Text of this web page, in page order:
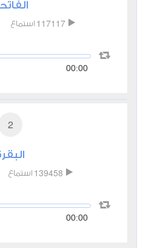
117117 استماع
00:00
2
139458 استماع
00:00